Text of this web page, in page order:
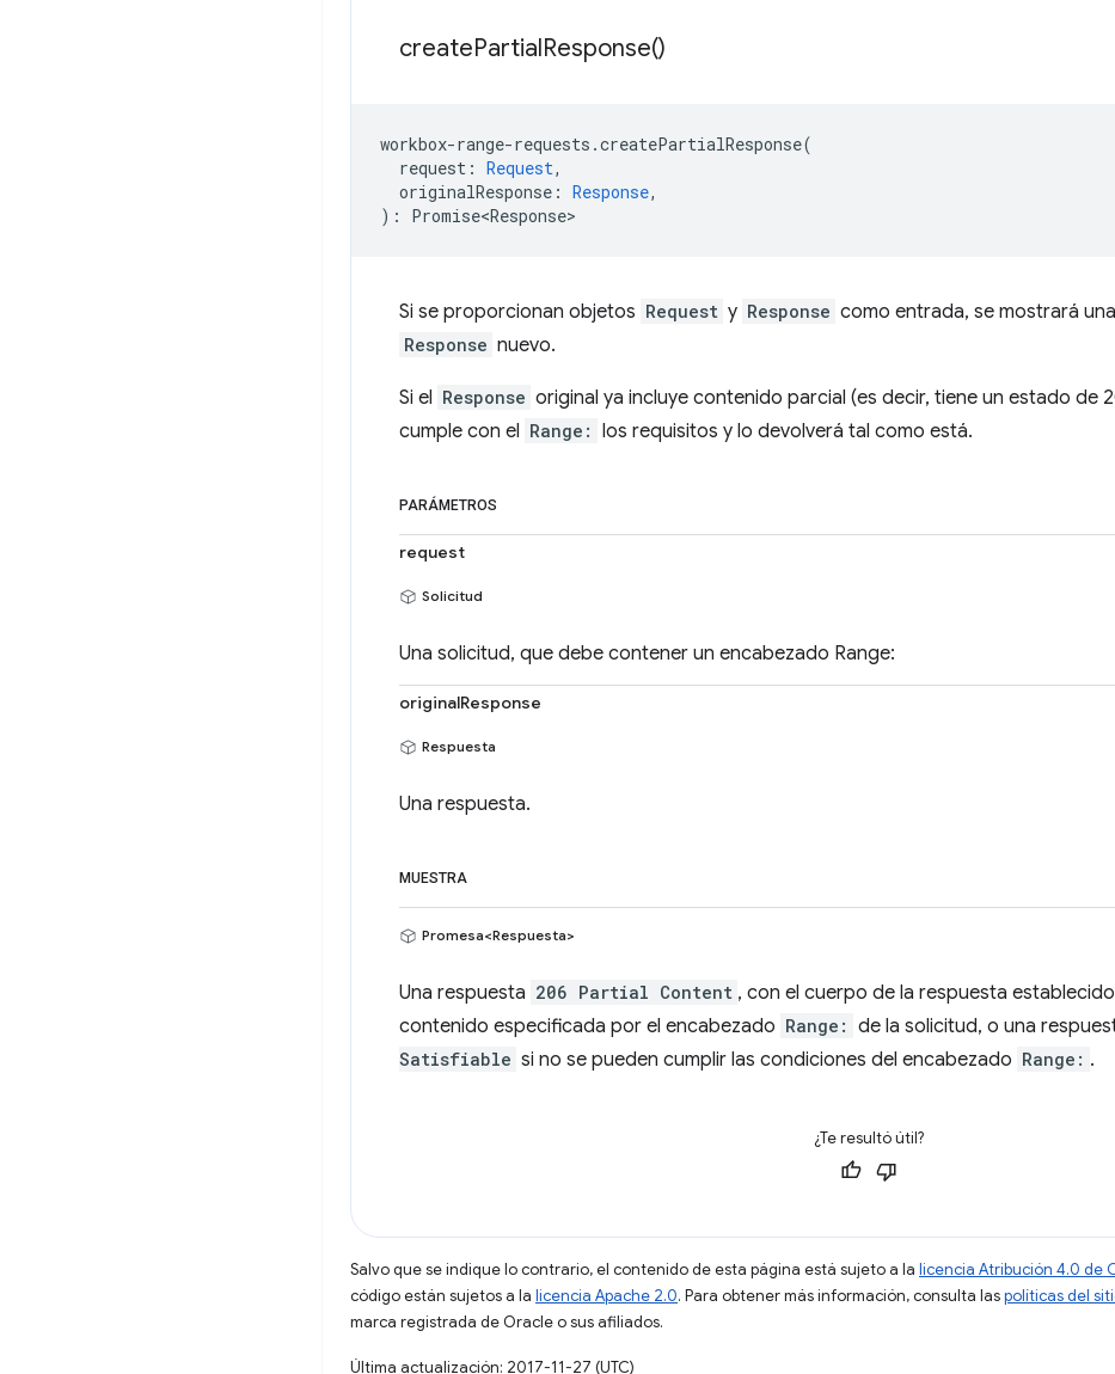
createPartialResponse()
workbox-range-requests .createPartialResponse(
request : Request,
originalResponse : Response,
) : Promise<Response>
Si se proporcionan objetos Request y Response como entrada, se mostrará
Response nuevo.
Si el Response original ya incluye contenido parcial (es decir, tiene un estado de
cumple con el Range: los requisitos y lo devolverá tal como está.
PARÁMETROS
request
Solicitud
Una solicitud, que debe contener un encabezado Range:
originalResponse
Respuesta
Una respuesta.
MUESTRA
Promesa<Respuesta>
Una respuesta 206 Partial Content , con el cuerpo de la respuesta
contenido especificada por el encabezado Range: de la solicitud, o una
Satisfiable si no se pueden cumplir las condiciones del encabezado Range: .
¿Te resultó útil?
Salvo que se indique lo contrario, el contenido de esta página está sujeto a la licencia Atribución 4.0 de
código están sujetos a la licencia Apache 2.0. Para obtener más información, consulta laspolíticas del
marca registrada de Oracle o sus afiliados.
Última actualización: 2017-11-27 (UTC)